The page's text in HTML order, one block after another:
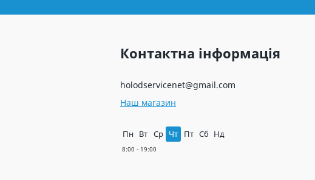
Контактна інформація
holodservicenet@gmail.com
Наш магазин
Пн Вт Ср Чт Пт Сб Нд